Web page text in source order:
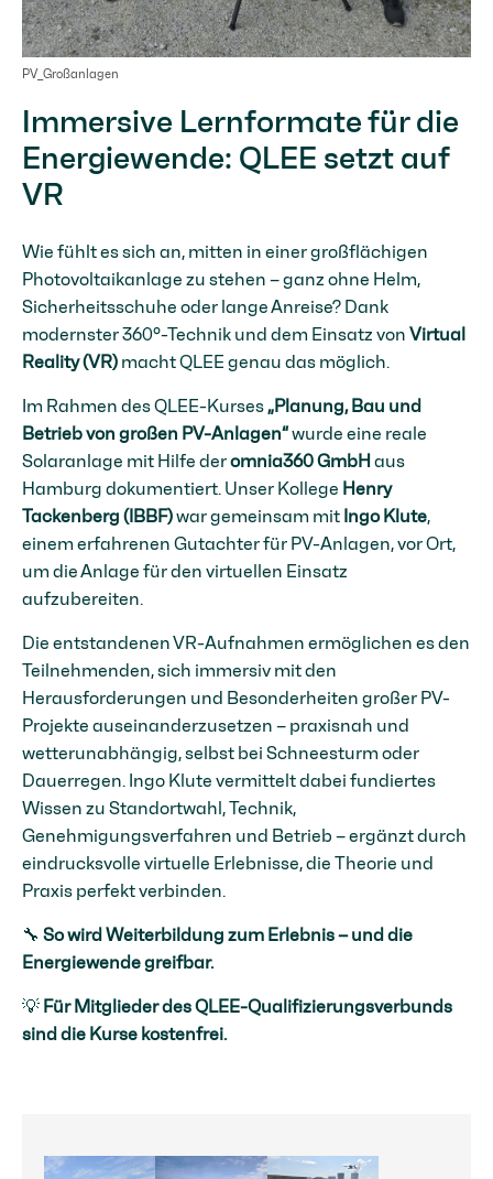
PV_Großanlagen
Immersive Lernformate für die
Energiewende: QLEE setzt auf
VR
Wie fühlt es sich an, mitten in einer großflächigen
Photovoltaikanlage zu stehen – ganz ohne Helm,
Sicherheitsschuhe oder lange Anreise? Dank
modernster 360°-Technik und dem Einsatz von Virtual
Reality (VR) macht QLEE genau das möglich.
Im Rahmen des QLEE-Kurses „Planung, Bau und
Betrieb von großen PV-Anlagen“wurde eine reale
Solaranlage mit Hilfe deromnia360 GmbH aus
Hamburg dokumentiert. Unser Kollege Henry
Tackenberg (IBBF)war gemeinsam mit Ingo Klute,
einem erfahrenen Gutachter für PV-Anlagen, vor Ort,
um die Anlage für den virtuellen Einsatz
aufzubereiten.
Die entstandenen VR-Aufnahmen ermöglichen es den
Teilnehmenden, sich immersiv mit den
Herausforderungen und Besonderheiten großer PV-
Projekte auseinanderzusetzen – praxisnah und
wetterunabhängig, selbst bei Schneesturm oder
Dauerregen. Ingo Klute vermittelt dabei fundiertes
Wissen zu Standortwahl, Technik,
Genehmigungsverfahren und Betrieb – ergänzt durch
eindrucksvolle virtuelle Erlebnisse, die Theorie und
Praxis perfekt verbinden.
🔧 So wird Weiterbildung zum Erlebnis – und die
Energiewende greifbar.
💡 Für Mitglieder des QLEE-Qualifizierungsverbunds
sind die Kurse kostenfrei.
PV_GroßanlagenPV_Anlage_LEAGPV_Großanlagen_Klute